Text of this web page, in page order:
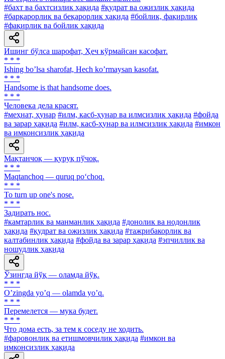
#бахт ва бахтсизлик ҳақида #қудрат ва ожизлик ҳақида
#барқарорлик ва беқарорлик ҳақида #бойлик, фақирлик
#фақирлик ва бойлик ҳақида
Ишинг бўлса шарофат, Ҳеч кўрмайсан касофат.
* * *
Ishing boʼlsa sharofat, Hech koʼrmaysan kasofat.
* * *
Handsome is that handsome does.
* * *
Человека дела красят.
#меҳнат, ҳунар #илм, касб-ҳунар ва илмсизлик ҳақида #фойда
ва зарар ҳақида #илм, касб-ҳунар ва илмсизлик ҳақида #имкон
ва имконсизлик ҳақида
Мақтанчоқ — қуруқ пўчоқ.
* * *
Maqtanchoq — quruq po‘choq.
* * *
To turn up one's nose.
* * *
Задирать нос.
#камтарлик ва манманлик ҳақида #донолик ва нодонлик
ҳақида #қудрат ва ожизлик ҳақида #тажрибакорлик ва
калтабинлик ҳақида #фойда ва зарар ҳақида #эпчиллик ва
ношудлик ҳақида
Ўзингда йўқ — оламда йўқ.
* * *
Oʼzingda yoʼq — olamda yoʼq.
* * *
Перемелется — мука будет.
* * *
Что дома есть, за тем к соседу не ходить.
#фаровонлик ва етишмовчилик ҳақида #имкон ва
имконсизлик ҳақида